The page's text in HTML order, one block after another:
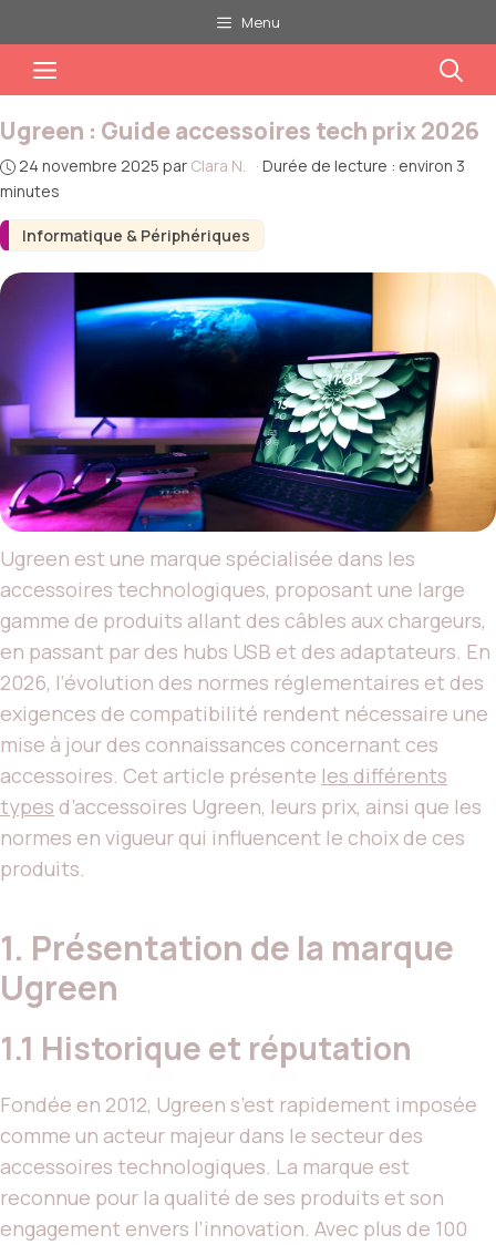
au
contenu
Menu
Menu
Informatique & Périphériques
Ugreen : Guide accessoires tech prix 2026
24 novembre 2025 par Clara N. · Durée de lecture : environ 3
minutes
Ugreen est une marque spécialisée dans les
accessoires technologiques, proposant une large
gamme de produits allant des câbles aux chargeurs,
en passant par des hubs USB et des adaptateurs. En
2026, l’évolution des normes réglementaires et des
exigences de compatibilité rendent nécessaire une
mise à jour des connaissances concernant ces
accessoires. Cet article présente les différents
types d’accessoires Ugreen, leurs prix, ainsi que les
normes en vigueur qui influencent le choix de ces
produits.
1. Présentation de la marque
Ugreen
1.1 Historique et réputation
Fondée en 2012, Ugreen s’est rapidement imposée
comme un acteur majeur dans le secteur des
accessoires technologiques. La marque est
reconnue pour la qualité de ses produits et son
engagement envers l’innovation. Avec plus de 100